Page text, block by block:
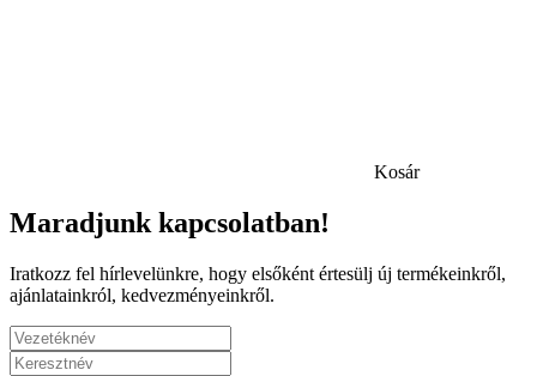
Kosár
Maradjunk kapcsolatban!
Iratkozz fel hírlevelünkre, hogy elsőként értesülj új termékeinkről,
ajánlatainkról, kedvezményeinkről.